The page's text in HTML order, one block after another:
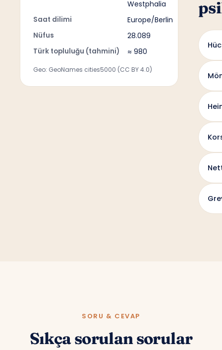
Westphalia
Saat dilimi Europe/Berlin
Nüfus 28.089
Türk topluluğu (tahmini) ≈ 980
Geo: GeoNames cities5000 (CC BY 4.0)
SORU & CEVAP
Sıkça sorulan sorular